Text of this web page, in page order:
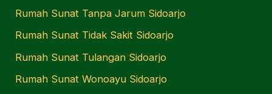
Rumah Sunat Tanpa Jarum Sidoarjo
Rumah Sunat Tidak Sakit Sidoarjo
Rumah Sunat Tulangan Sidoarjo
Rumah Sunat Wonoayu Sidoarjo